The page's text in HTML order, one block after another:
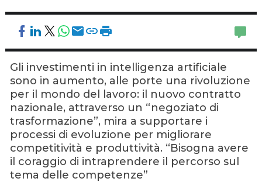
Gli investimenti in intelligenza artificiale
sono in aumento, alle porte una rivoluzione
per il mondo del lavoro: il nuovo contratto
nazionale, attraverso un “negoziato di
trasformazione”, mira a supportare i
processi di evoluzione per migliorare
competitività e produttività. “Bisogna avere
il coraggio di intraprendere il percorso sul
tema delle competenze”